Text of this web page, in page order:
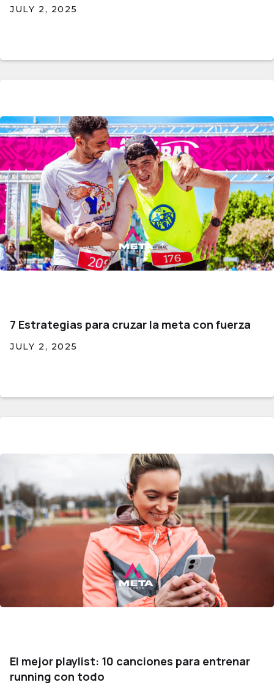
JULY 2, 2025
7 Estrategias para cruzar la meta con fuerza
JULY 2, 2025
El mejor playlist: 10 canciones para entrenar
running con todo